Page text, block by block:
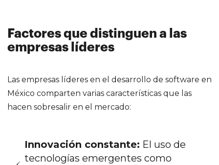
Factores que distinguen a las
empresas líderes
Las empresas líderes en el desarrollo de software en
México comparten varias características que las
hacen sobresalir en el mercado:
Innovación constante: El uso de
tecnologías emergentes como